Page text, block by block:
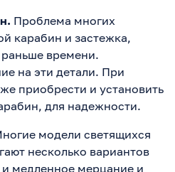
Проблема многих
карабин и застежка,
времени.
на эти детали. При
приобрести и установить
для надежности.
модели светящихся
несколько вариантов
медленное мерцание и